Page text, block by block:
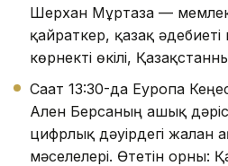
Шерхан Мұртаза —
қайраткер, қазақ әдебиеті
көрнекті өкілі,
Сағат 13:30-да Еуропа
Ален Берсаның ашық
цифрлық дәуірдегі жалған
мәселелері. Өтетін орны: